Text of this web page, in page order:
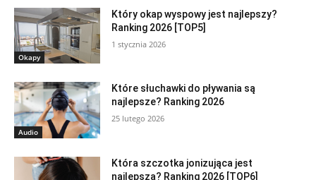
Okapy
Który okap wyspowy jest najlepszy?
Ranking 2026 [TOP5]
1 stycznia 2026
Audio
Które słuchawki do pływania są
najlepsze? Ranking 2026
25 lutego 2026
Która szczotka jonizująca jest
najlepsza? Ranking 2026 [TOP6]